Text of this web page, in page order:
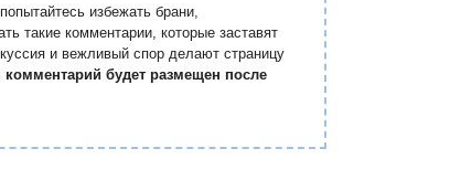
избежать брани,
такие комментарии, которые заставят
и вежливый спор делают страницу
комментарий будет размещен после